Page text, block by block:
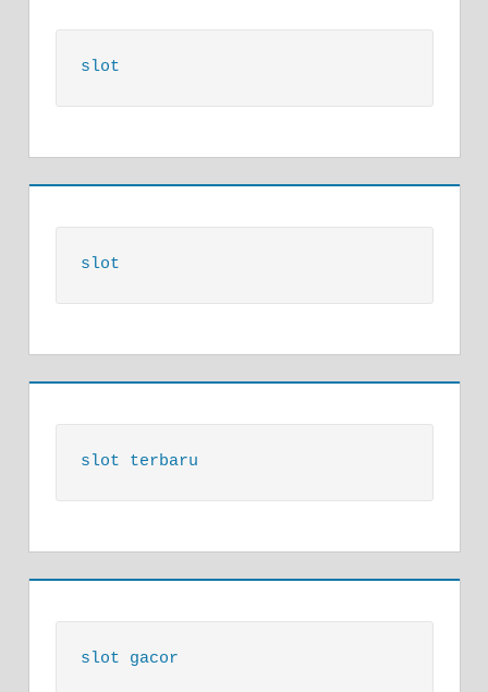
slot
slot
slot terbaru
slot gacor